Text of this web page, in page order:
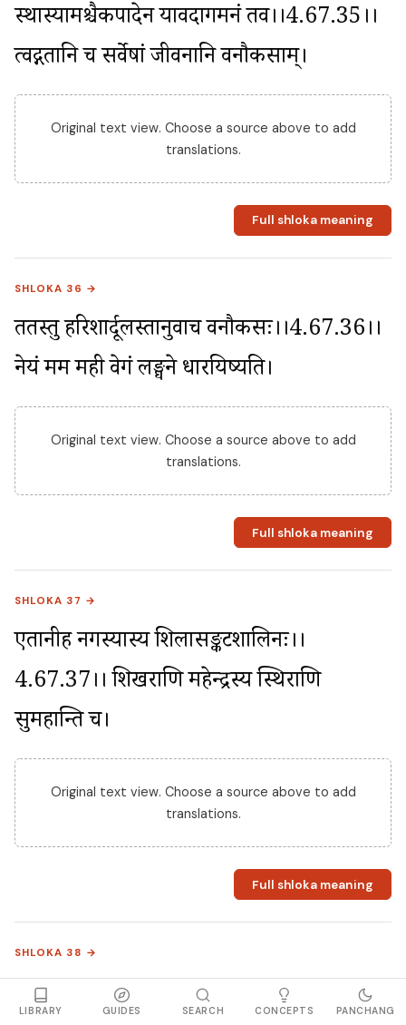
स्थास्यामश्चैकपादेन यावदागमनं तव।।4.67.35।।
त्वद्गतानि च सर्वेषां जीवनानि वनौकसाम्।
Original text view. Choose a source above to add
translations.
Full shloka meaning
SHLOKA 36 →
ततस्तु हरिशार्दूलस्तानुवाच वनौकसः।।4.67.36।।
नेयं मम मही वेगं लङ्घने धारयिष्यति।
Original text view. Choose a source above to add
translations.
Full shloka meaning
SHLOKA 37 →
एतानीह नगस्यास्य शिलासङ्कटशालिनः।।
4.67.37।। शिखराणि महेन्द्रस्य स्थिराणि
सुमहान्ति च।
Original text view. Choose a source above to add
translations.
Full shloka meaning
SHLOKA 38 →
एषु वेगं करिष्यामि महेन्द्रशिखरेष्वहम्।।4.67.38।।
LIBRARY GUIDES SEARCH CONCEPTS PANCHANG